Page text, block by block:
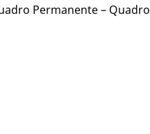
Permanente –